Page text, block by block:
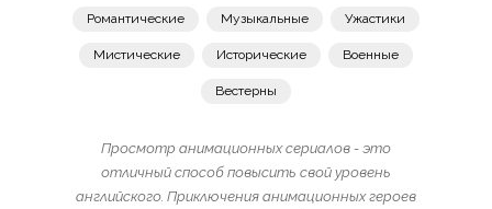
Романтические Музыкальные Ужастики
Мистические Исторические Военные
Вестерны
Просмотр анимационных сериалов - это
отличный способ повысить свой уровень
английского. Приключения анимационных героев